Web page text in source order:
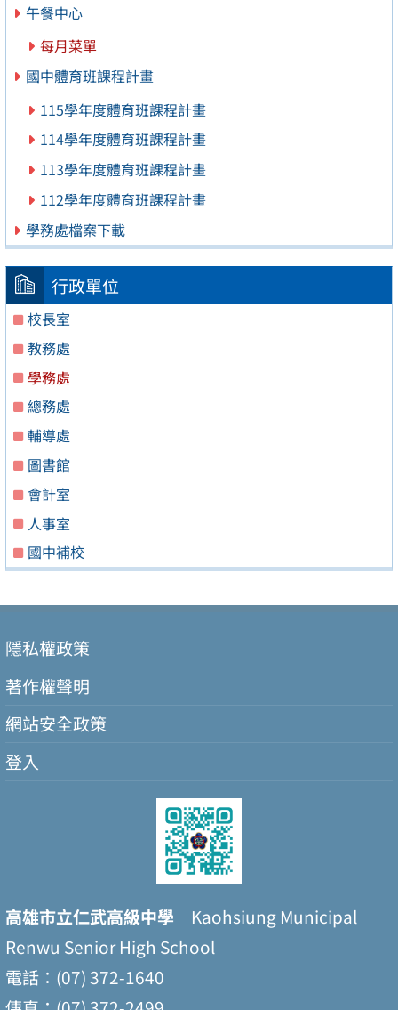
午餐中心
每月菜單
國中體育班課程計畫
115學年度體育班課程計畫
114學年度體育班課程計畫
113學年度體育班課程計畫
112學年度體育班課程計畫
學務處檔案下載
行政單位
校長室
教務處
學務處
總務處
輔導處
圖書館
會計室
人事室
國中補校
隱私權政策
著作權聲明
網站安全政策
登入
高雄市立仁武高級中學 Kaohsiung Municipal
Renwu Senior High School
電話：(07) 372-1640